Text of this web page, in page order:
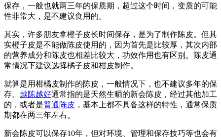
保存，一般也就两三年的保质期，超过这个时间，变质的可能
性非常大，是不建议食用的。
其实，许多朋友拿橙子皮长时间保存，是为了制作陈皮。但其
实橙子皮是不能做陈皮使用的，因为首先是比较厚，其次内部
的营养成分和陈皮也相差比较大，功效作用也有区别。陈皮通
常情况下建议选择橘子皮和柑皮制作。
就算是用柑橘皮制作的陈皮，一般情况下，也不建议多年的保
存。 越陈越好通常指的是天然生晒的新会陈皮，经过其他加工
的，或者是普通陈皮 ，基本上都不具备这样的特性，通常保质
期都在两三年左右。
新会陈皮可以保存10年，但对环境、管理和保存技巧等也会有